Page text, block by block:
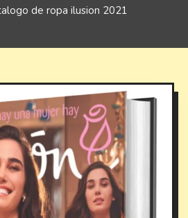
de ropa ilusion 2021